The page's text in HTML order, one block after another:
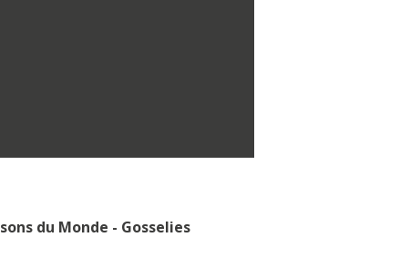
du Monde - Gosselies